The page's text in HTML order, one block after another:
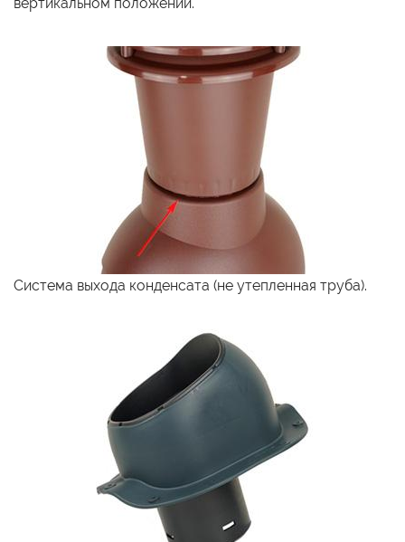
Система выхода конденсата (не утепленная труба).